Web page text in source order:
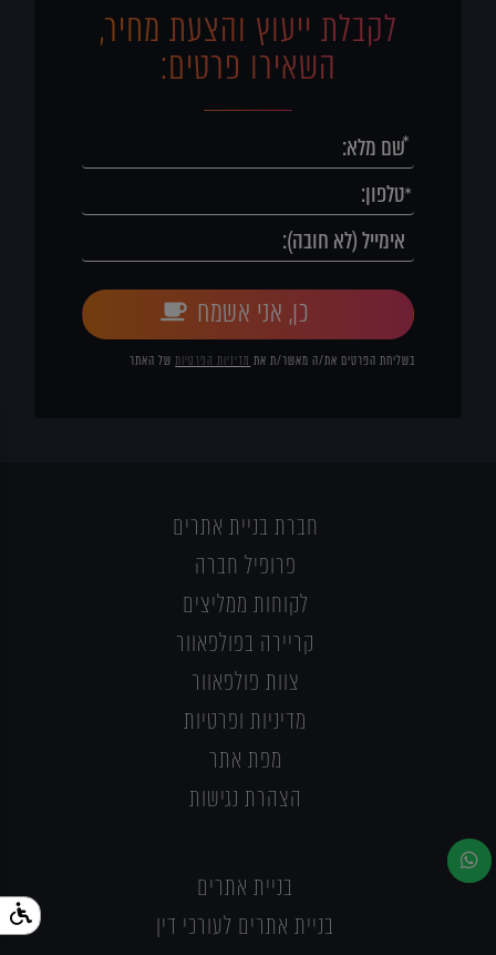
לקבלת ייעוץ והצעת מחיר,
השאירו פרטים:
כן, אני אשמח
בשליחת הפרטים את/ה מאשר/ת את מדיניות הפרטיותשל האתר
חברת בניית אתרים
פרופיל חברה
לקוחות ממליצים
קריירה בפולפאוור
צוות פולפאוור
מדיניות ופרטיות
מפת אתר
הצהרת נגישות
בניית אתרים
בניית אתרים לעורכי דין